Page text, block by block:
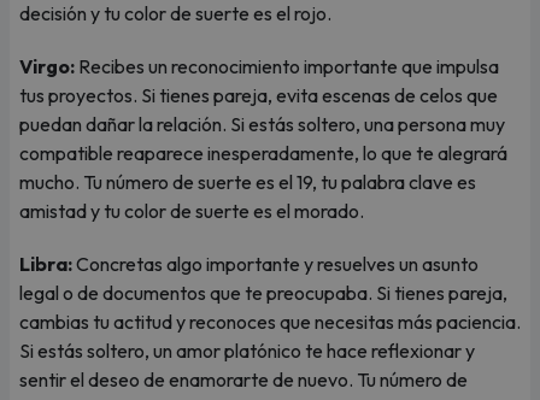
decisión y tu color de suerte es el rojo.
Virgo: Recibes un reconocimiento importante que impulsa
tus proyectos. Si tienes pareja, evita escenas de celos que
puedan dañar la relación. Si estás soltero, una persona muy
compatible reaparece inesperadamente, lo que te alegrará
mucho. Tu número de suerte es el 19, tu palabra clave es
amistad y tu color de suerte es el morado.
Libra:Concretas algo importante y resuelves un asunto
legal o de documentos que te preocupaba. Si tienes pareja,
cambias tu actitud y reconoces que necesitas más paciencia.
Si estás soltero, un amor platónico te hace reflexionar y
sentir el deseo de enamorarte de nuevo. Tu número de